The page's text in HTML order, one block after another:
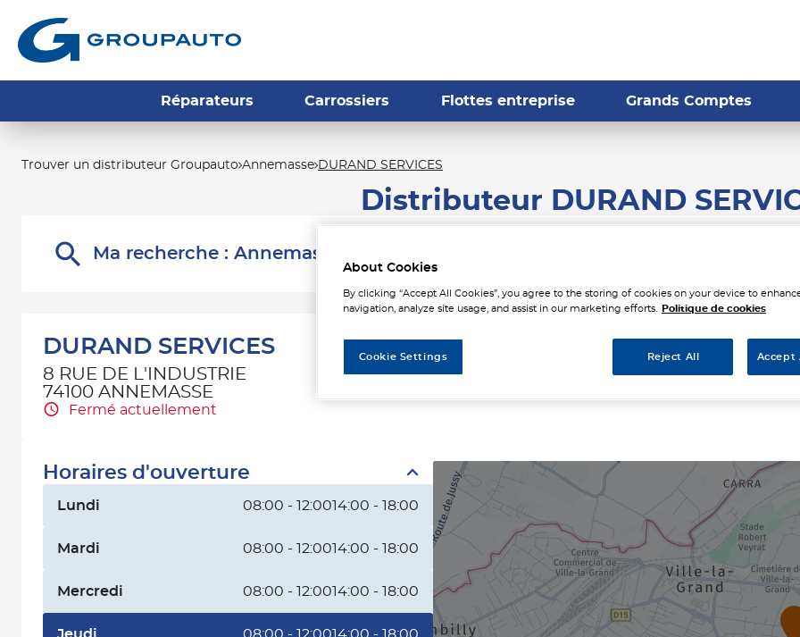
Réparateurs Carrossiers Flottes entreprise Grands Comptes
Trouver un distributeur Groupauto Annemasse DURAND SERVICES
Distributeur DURAND
Ma recherche : Annemasse
DURAND SERVICES
8 RUE DE L'INDUSTRIE
74100 ANNEMASSE
Fermé actuellement
Horaires d'ouverture
Lundi 08:00 - 12:0014:00 - 18:00
Mardi 08:00 - 12:0014:00 - 18:00
Mercredi 08:00 - 12:0014:00 - 18:00
About Cookies
By clicking “Accept All Cookies”, you agree to the storing of cookies on your device to
navigation, analyze site usage, and assist in our marketing efforts.
Politique de cookies
Reject All Accept
Cookie Settings